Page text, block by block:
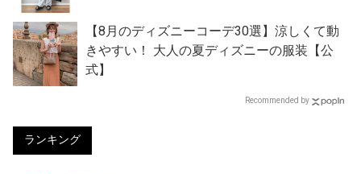
【8月のディズニーコーデ30選】涼しくて動
きやすい！ 大人の夏ディズニーの服装【公
式】
Recommended by
ランキング